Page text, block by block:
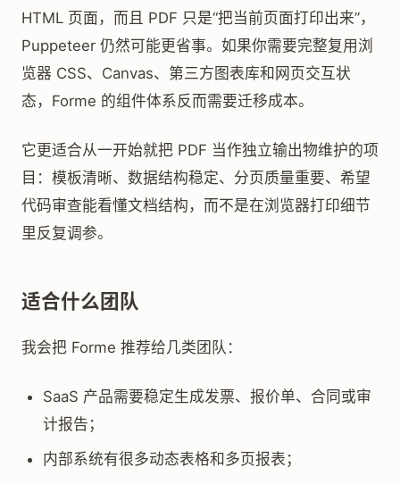
HTML 页面，而且 PDF 只是“把当前页面打印出来”，
Puppeteer 仍然可能更省事。如果你需要完整复用浏
览器 CSS、Canvas、第三方图表库和网页交互状
态，Forme 的组件体系反而需要迁移成本。
它更适合从一开始就把 PDF 当作独立输出物维护的项
目：模板清晰、数据结构稳定、分页质量重要、希望
代码审查能看懂文档结构，而不是在浏览器打印细节
里反复调参。
适合什么团队
我会把 Forme 推荐给几类团队：
SaaS 产品需要稳定生成发票、报价单、合同或审
计报告；
内部系统有很多动态表格和多页报表；